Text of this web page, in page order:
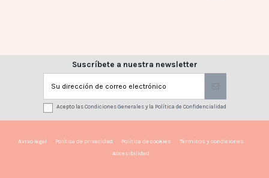
Suscríbete a nuestra newsletter
Acepto lasCondiciones Generalesy la Política de Confidencialidad
Aviso legal Política de privacidad Política de cookies
Términos y condiciones
Accesibilidad